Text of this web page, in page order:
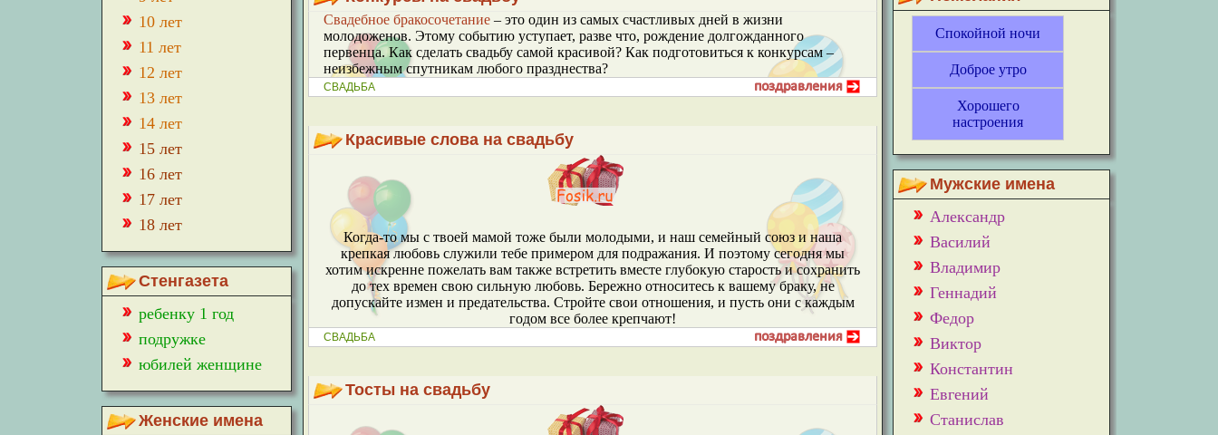
Свадебное бракосочетание – это один из самых счастливых дней в жизни
молодоженов. Этому событию уступает, разве что, рождение долгожданного
первенца. Как сделать свадьбу самой красивой? Как подготовиться к конкурсам –
неизбежным спутникам любого празднества?
СВАДЬБА
Красивые слова на свадьбу
Когда-то мы с твоей мамой тоже были молодыми, и наш семейный союз и наша
крепкая любовь служили тебе примером для подражания. И поэтому сегодня мы
хотим искренне пожелать вам также встретить вместе глубокую старость и сохранить
до тех времен свою сильную любовь. Бережно относитесь к вашему браку, не
допускайте измен и предательства. Стройте свои отношения, и пусть они с каждым
годом все более крепчают!
СВАДЬБА
Тосты на свадьбу
10 лет
11 лет
12 лет
13 лет
14 лет
15 лет
16 лет
17 лет
18 лет
Стенгазета
ребенку 1 год
подружке
юбилей женщине
Женские имена
Спокойной ночи
Доброе утро
Хорошего
настроения
Мужские имена
Александр
Василий
Владимир
Геннадий
Федор
Виктор
Константин
Евгений
Станислав